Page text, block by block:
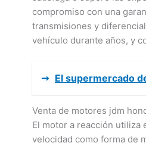
compromiso con una
transmisiones y
vehículo durante años, y
➞ El supermercado
Venta de motores jdm
El motor a reacción utiliza
velocidad como forma de